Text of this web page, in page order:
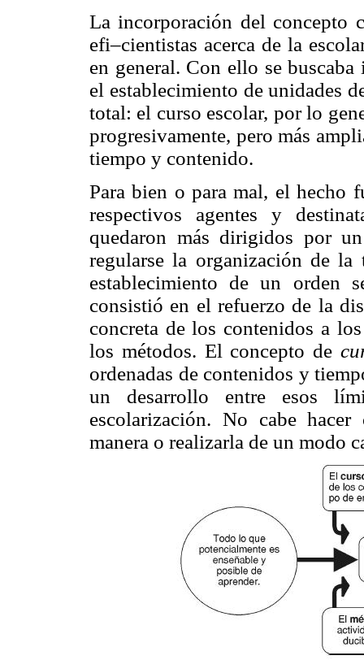
La incorporación del concepto
efi–cientistas acerca de la
en general. Con ello se
el establecimiento de unidades
total: el curso escolar, por lo
progresivamente, pero más
tiempo y contenido.
Para bien o para mal, el hecho
respectivos agentes y
quedaron más dirigidos por
regularse la organización de
establecimiento de un orden
consistió en el refuerzo de la
concreta de los contenidos a
los métodos. El concepto de
ordenadas de contenidos y
un desarrollo entre esos
escolarización. No cabe
manera o realizarla de un modo